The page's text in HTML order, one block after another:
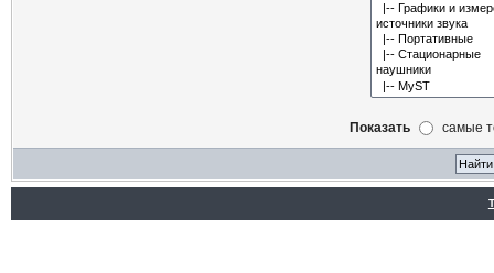
Показать самые